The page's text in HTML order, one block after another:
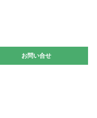
催☆
お問い合せ
お問い合せ